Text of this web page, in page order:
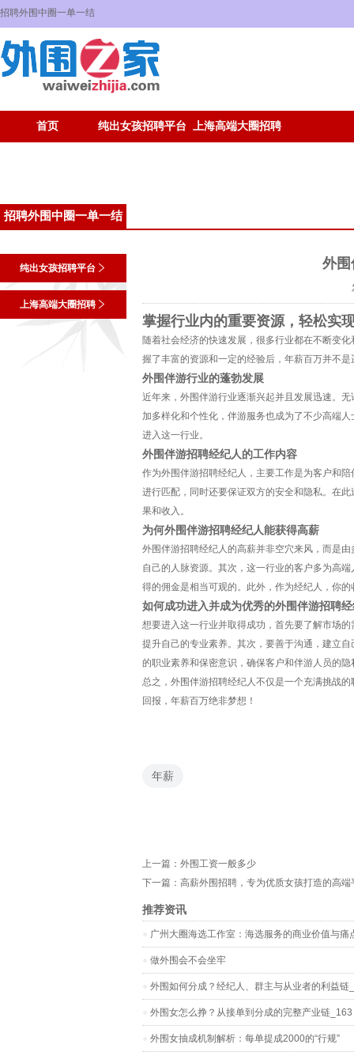
招聘外围中圈一单一结
首页 纯出女孩招聘平台 上海高端大圈招聘
招聘外围中圈一单一结
纯出女孩招聘平台
上海高端大圈招聘
外围
掌握行业内的重要资源，轻松实
随着社会经济的快速发展，很多行业都在不断变
握了丰富的资源和一定的经验后，年薪百万并不
外围伴游行业的蓬勃发展
近年来，外围伴游行业逐渐兴起并且发展迅速。
加多样化和个性化，伴游服务也成为了不少高端
进入这一行业。
外围伴游招聘经纪人的工作内容
作为外围伴游招聘经纪人，主要工作是为客户和
进行匹配，同时还要保证双方的安全和隐私。在
果和收入。
为何外围伴游招聘经纪人能获得高薪
外围伴游招聘经纪人的高薪并非空穴来风，而是
自己的人脉资源。其次，这一行业的客户多为高
得的佣金是相当可观的。此外，作为经纪人，你
如何成功进入并成为优秀的外围伴游招聘
想要进入这一行业并取得成功，首先要了解市场
提升自己的专业素养。其次，要善于沟通，建立
的职业素养和保密意识，确保客户和伴游人员的
总之，外围伴游招聘经纪人不仅是一个充满挑战
回报，年薪百万绝非梦想！
年薪
上一篇： 外围工资一般多少
下一篇： 高薪外围招聘，专为优质女孩打造的高端
推荐资讯
广州大圈海选工作室‌：海选服务的商业价值与痛
做外围会不会坐牢
外围如何分成？经纪人、群主与从业者的利益链
外围女怎么挣？从接单到分成的完整产业链_163
外围女抽成机制解析：每单提成2000的“行规”